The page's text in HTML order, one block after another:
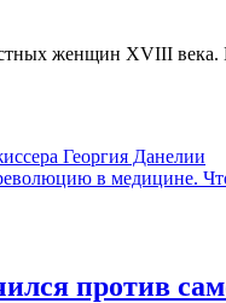
женщин XVIII века.
Георгия Данелии
в медицине.
против